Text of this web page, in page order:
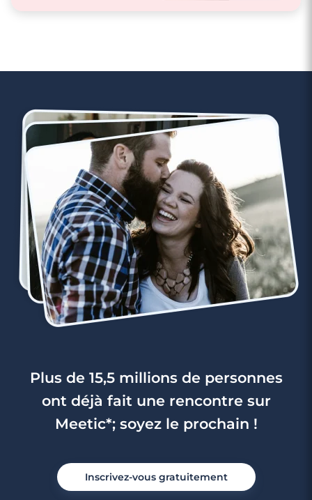
Plus de 15,5 millions de personnes
ont déjà fait une rencontre sur
Meetic*; soyez le prochain !
Inscrivez-vous gratuitement